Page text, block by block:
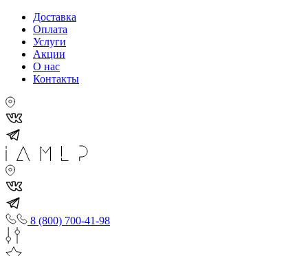
Доставка
Оплата
Услуги
Акции
О нас
Контакты
8 (800) 700-41-98